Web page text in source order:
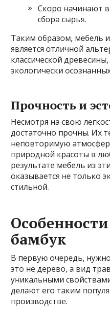
Скоро начинают
сбора сырья.
Таким образом, мебель
является отличной
классической
экологически
Прочность и
Несмотря на свою
достаточно прочны. Их
неповторимую
природной красоты в
результате мебель из
оказывается не только
стильной.
бамбук
В первую очередь,
это не дерево, а вид
уникальными
делают его таким
производстве.